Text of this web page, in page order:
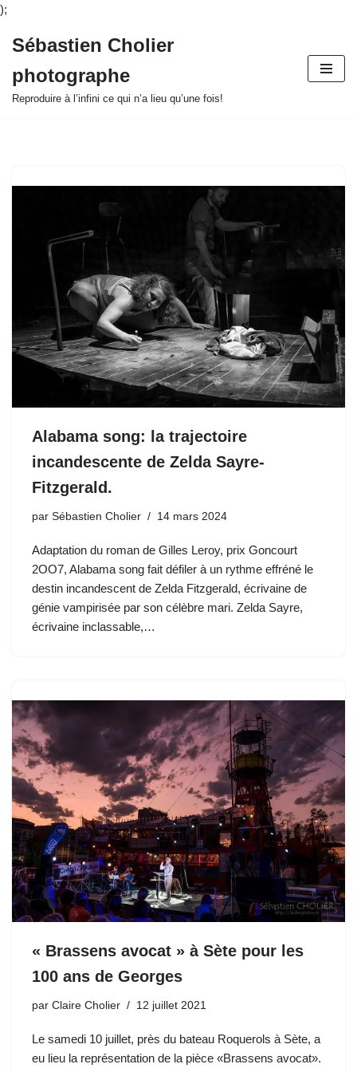
);
au
contenu
Sébastien Cholier
photographe
Reproduire à l’infini ce qui n’a lieu qu’une fois!
Alabama song: la trajectoire
incandescente de Zelda Sayre-
Fitzgerald.
par Sébastien Cholier 14 mars 2024
Adaptation du roman de Gilles Leroy, prix Goncourt
2OO7, Alabama song fait défiler à un rythme effréné le
destin incandescent de Zelda Fitzgerald, écrivaine de
génie vampirisée par son célèbre mari. Zelda Sayre,
écrivaine inclassable,…
« Brassens avocat » à Sète pour les
100 ans de Georges
par Claire Cholier 12 juillet 2021
Le samedi 10 juillet, près du bateau Roquerols à Sète, a
eu lieu la représentation de la pièce «Brassens avocat».